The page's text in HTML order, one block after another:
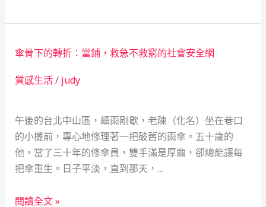
之
數
據
背
的
人
情
溫
傘骨下的轉折：當鋪，救急不救窮的社會安全網
質感生活/ judy
午後的台北中山區，細雨剛歇，老陳（化名）坐在巷口
的小攤前，專心地修理著一把破舊的雨傘。五十歲的
他，當了三十年的修傘員，雙手滿是厚繭，卻總能讓每
把傘重生。日子平淡，直到那天，…
傘
閱讀全文 »